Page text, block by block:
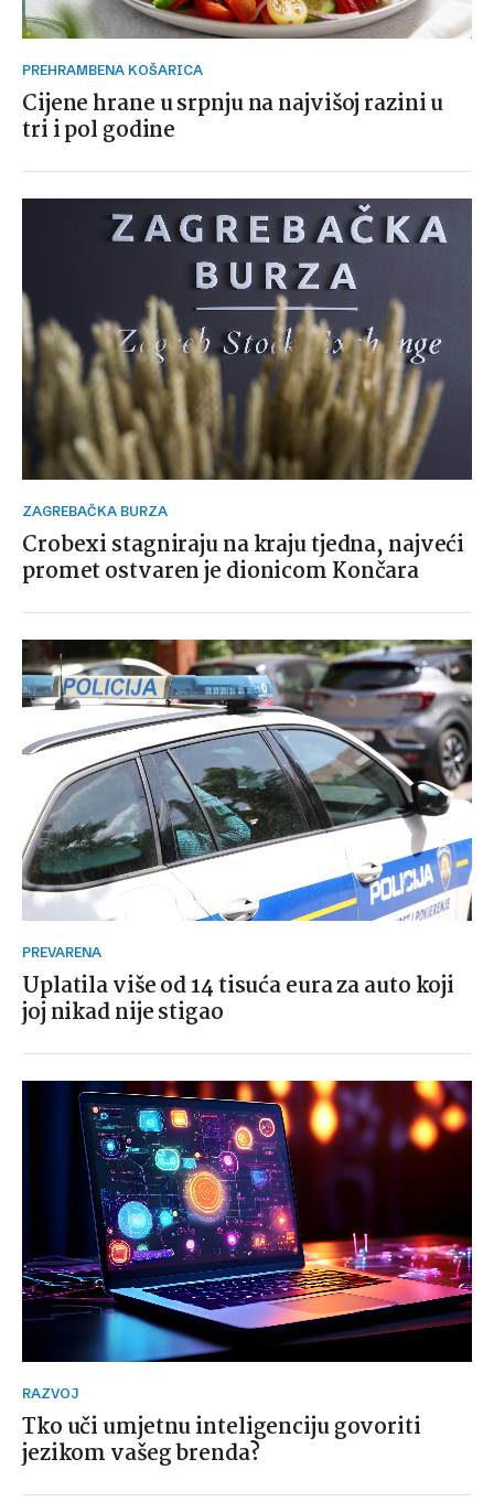
PREHRAMBENA KOŠARICA
Cijene hrane u srpnju na najvišoj razini u
tri i pol godine
ZAGREBAČKA BURZA
Crobexi stagniraju na kraju tjedna, najveći
promet ostvaren je dionicom Končara
PREVARENA
Uplatila više od 14 tisuća eura za auto koji
joj nikad nije stigao
RAZVOJ
Tko uči umjetnu inteligenciju govoriti
jezikom vašeg brenda?